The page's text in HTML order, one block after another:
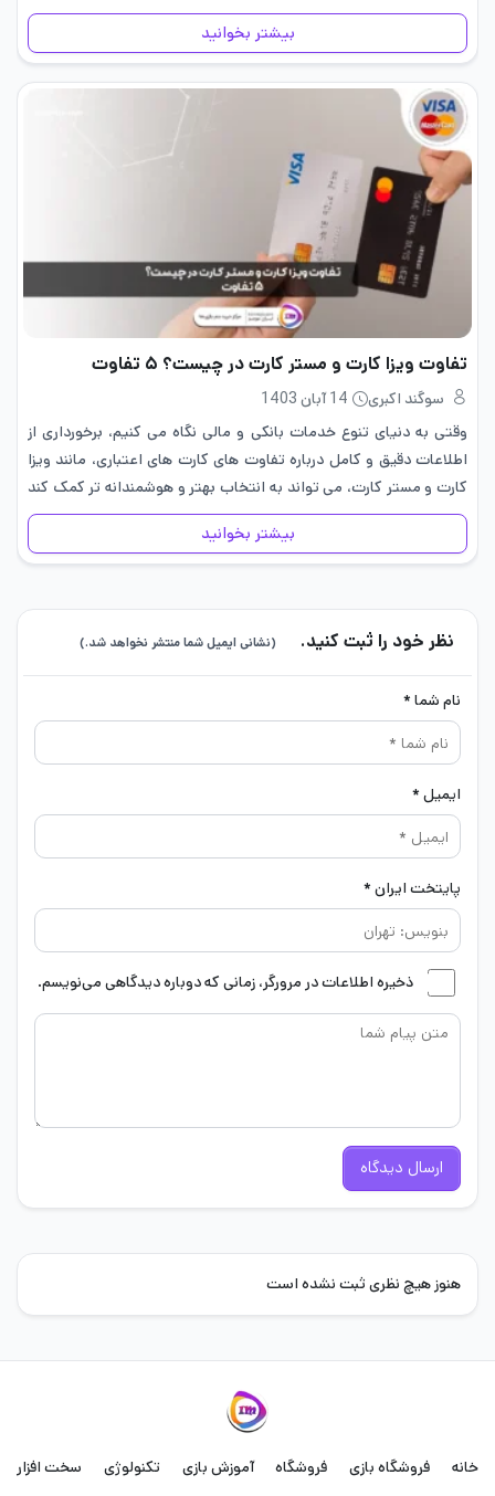
اپلیکیشن‌ها، بازی‌ها، فیلم‌ها،…
بیشتر بخوانید
تفاوت ویزا کارت و مستر کارت در چیست؟ ۵ تفاوت
سوگند اکبری
14 آبان 1403
وقتی به دنیای تنوع خدمات بانکی و مالی نگاه می‌ کنیم، برخورداری از
اطلاعات دقیق و کامل درباره تفاوت ‌های کارت‌ های اعتباری، مانند ویزا
کارت و مستر کارت، می ‌تواند به انتخاب بهتر و هوشمندانه ‌تر کمک کند
و…
بیشتر بخوانید
نظر خود را ثبت کنید. (نشانی ایمیل شما منتشر نخواهد شد.)
نام شما *
ایمیل *
پایتخت ایران *
ذخیره اطلاعات در مرورگر، زمانی که دوباره دیدگاهی می‌نویسم.
ارسال دیدگاه
هنوز هیچ نظری ثبت نشده است
خانه فروشگاه بازی فروشگاه آموزش بازی تکنولوژی سخت افزار